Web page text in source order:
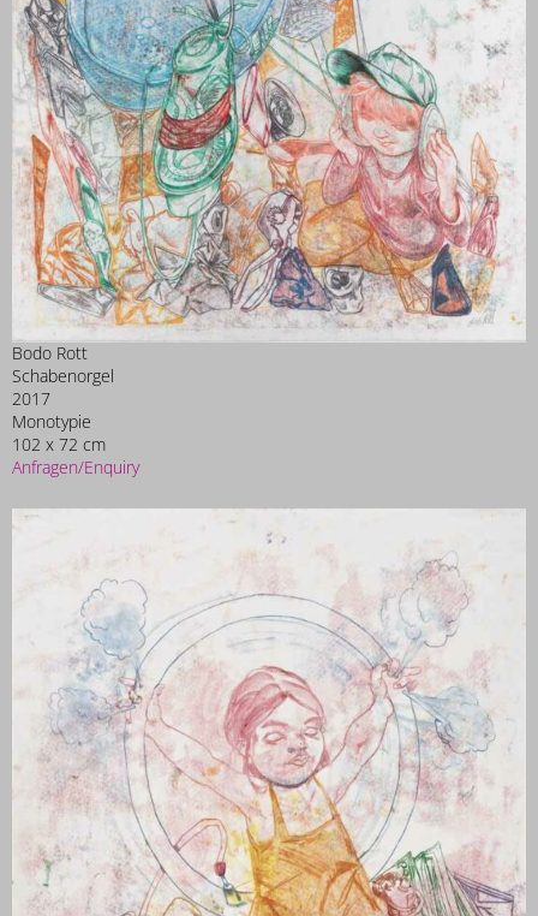
Bodo Rott
Schabenorgel
2017
Monotypie
102 x 72 cm
Anfragen/Enquiry